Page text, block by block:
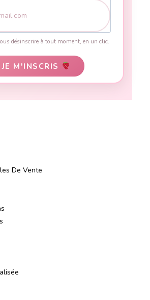
désinscrire à tout moment, en un clic.
JE M'INSCRIS
De Vente